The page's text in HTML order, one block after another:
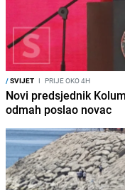
/SVIJET I PRIJE OKO 4H
Novi predsjednik
odmah poslao novac